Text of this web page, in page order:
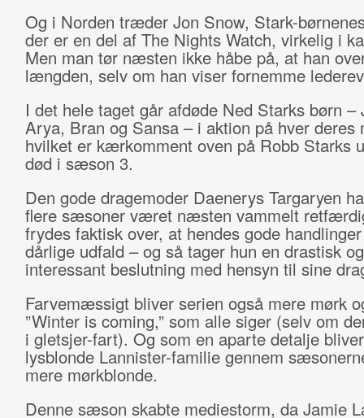
Og i Norden træder Jon Snow, Stark-
der er en del af The Nights Watch, virkelig i
Men man tør næsten ikke håbe på, at han
længden, selv om han viser fornemme
I det hele taget går afdøde Ned Starks børn –
Arya, Bran og Sansa – i aktion på hver deres
hvilket er kærkomment oven på Robb Starks
død i sæson 3.
Den gode dragemoder Daenerys Targaryen
flere sæsoner været næsten vammelt
frydes faktisk over, at hendes gode
dårlige udfald – og så tager hun en drastisk og
interessant beslutning med hensyn til sine
Farvemæssigt bliver serien også mere mørk
”Winter is coming,” som alle siger (selv om
i gletsjer-fart). Og som en aparte detalje
lysblonde Lannister-familie gennem
mere mørkblonde.
Denne sæson skabte mediestorm, da Jamie